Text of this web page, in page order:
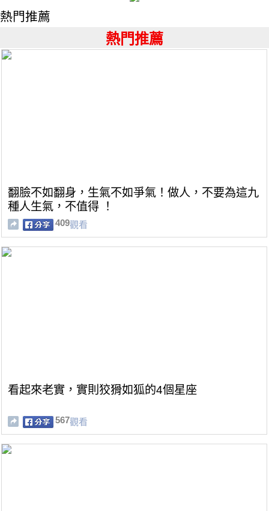
熱門推薦
熱門推薦
翻臉不如翻身，生氣不如爭氣！做人，不要為這九
種人生氣，不值得 ！
409觀看
看起來老實，實則狡猾如狐的4個星座
567觀看